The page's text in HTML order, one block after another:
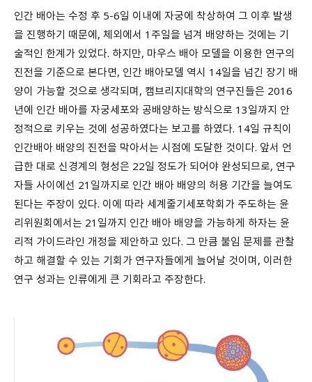
인간 배아는 수정 후 5-6일 이내에 자궁에 착상하여 그 이후 발생
을 진행하기 때문에, 체외에서 1주일을 넘겨 배양하는 것에는 기
술적인 한계가 있었다. 하지만, 마우스 배아 모델을 이용한 연구의
진전을 기준으로 본다면, 인간 배아모델 역시 14일을 넘긴 장기 배
양이 가능할 것으로 생각되며, 캠브리지대학의 연구진들은 2016
년에 인간 배아를 자궁세포와 공배양하는 방식으로 13일까지 안
정적으로 키우는 것에 성공하였다는 보고를 하였다. 14일 규칙이
인간배아 배양의 진전을 막아서는 시점에 도달한 것이다. 앞서 언
급한 대로 신경계의 형성은 22일 정도가 되어야 완성되므로, 연구
자들 사이에선 21일까지로 인간 배아 배양의 허용 기간을 늘여도
된다는 주장이 있다. 이에 따라 세계줄기세포학회가 주도하는 윤
리위원회에서는 21일까지 인간 배아 배양을 가능하게 하자는 윤
리적 가이드라인 개정을 제안하고 있다. 그 만큼 불임 문제를 관찰
하고 해결할 수 있는 기회가 연구자들에게 늘어날 것이며, 이러한
연구 성과는 인류에게 큰 기회라고 주장한다.